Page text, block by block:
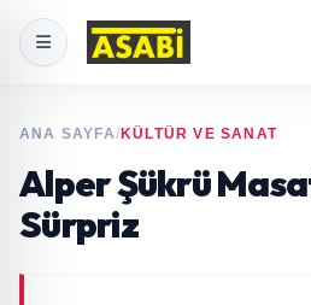
ANA SAYFA/ KÜLTÜR VE SANAT
Alper Şükrü
Sürpriz